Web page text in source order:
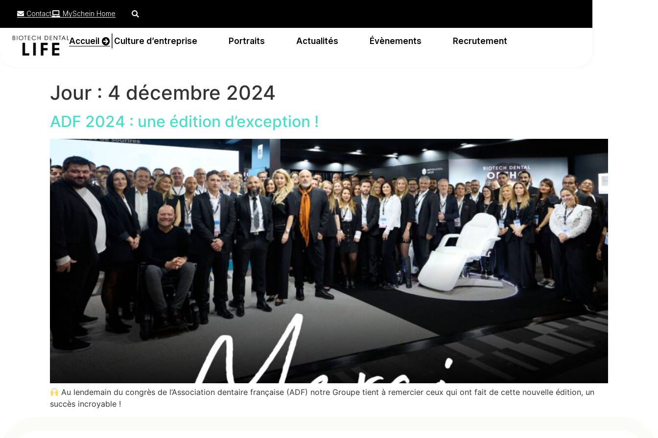
Contact MySchein Home
Accueil Culture d’entreprise Portraits Actualités Évènements Recrutement
Jour : 4 décembre 2024
ADF 2024 : une édition d’exception !
Au lendemain du congrès de l’Association dentaire française (ADF) notre Groupe tient à remercier ceux qui ont fait de cette nouvelle édition, un
succès incroyable !